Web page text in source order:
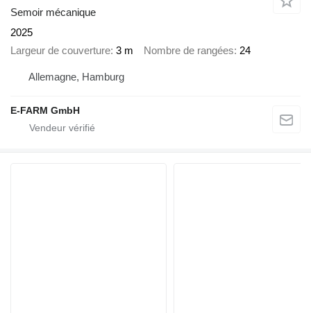
Semoir mécanique
2025
Largeur de couverture 3 m Nombre de rangées 24
Allemagne, Hamburg
E-FARM GmbH